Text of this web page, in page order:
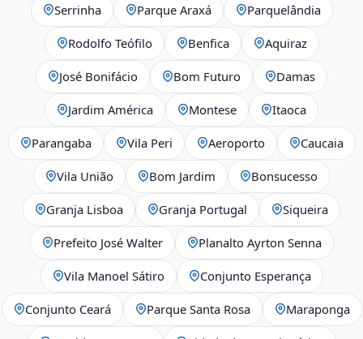
Serrinha Parque Araxá Parquelândia
Rodolfo Teófilo Benfica Aquiraz
José Bonifácio Bom Futuro Damas
Jardim América Montese Itaoca
Parangaba Vila Peri Aeroporto Caucaia
Vila União Bom Jardim Bonsucesso
Granja Lisboa Granja Portugal Siqueira
Prefeito José Walter Planalto Ayrton Senna
Vila Manoel Sátiro Conjunto Esperança
Conjunto Ceará Parque Santa Rosa Maraponga